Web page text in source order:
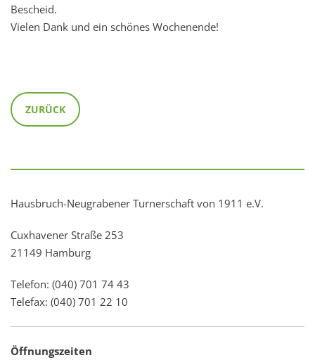
Bescheid.
Vielen Dank und ein schönes Wochenende!
ZURÜCK
Hausbruch-Neugrabener Turnerschaft von 1911 e.V.
Cuxhavener Straße 253
21149 Hamburg
Telefon: (040) 701 74 43
Telefax: (040) 701 22 10
Öffnungszeiten